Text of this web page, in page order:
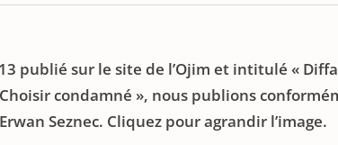
: QUE CHOISIR CONDAMNÉ
publié sur le site de l’Ojim et intitulé «
condamné », nous publions
Seznec. Cliquez pour agrandir l’image.